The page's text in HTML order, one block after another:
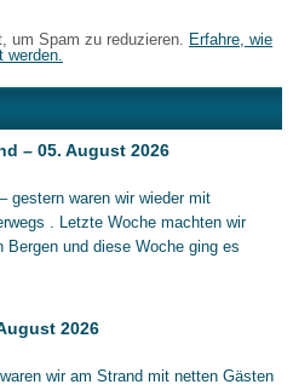
um Spam zu reduzieren. Erfahre, wie
werden.
– 05. August 2026
gestern waren wir wieder mit
. Letzte Woche machten wir
Bergen und diese Woche ging es
2026
wir am Strand mit netten Gästen